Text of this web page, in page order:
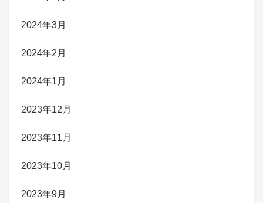
2024年3月
2024年2月
2024年1月
2023年12月
2023年11月
2023年10月
2023年9月